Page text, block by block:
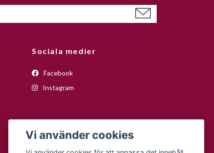
Sociala medier
Facebook
Instagram
Vi använder cookies